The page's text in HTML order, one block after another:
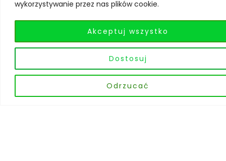
wykorzystywanie przez nas plików cookie.
Dostosuj
Odrzucać
Akceptuj wszystko